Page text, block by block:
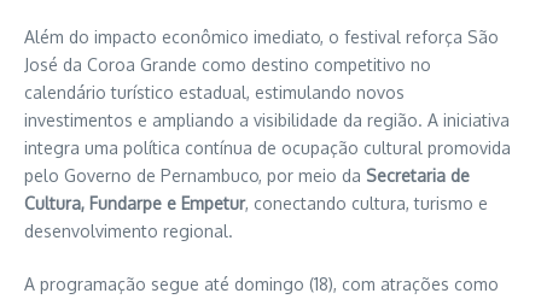
Além do impacto econômico imediato, o festival reforça São
José da Coroa Grande como destino competitivo no
calendário turístico estadual, estimulando novos
investimentos e ampliando a visibilidade da região. A iniciativa
integra uma política contínua de ocupação cultural promovida
pelo Governo de Pernambuco, por meio da Secretaria de
Cultura, Fundarpe e Empetur, conectando cultura, turismo e
desenvolvimento regional.
A programação segue até domingo (18), com atrações como